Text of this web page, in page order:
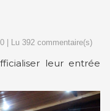
| Lu 392 commentaire(s)
leur entrée